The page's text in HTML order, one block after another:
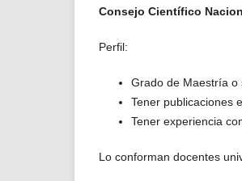
Consejo Científico
Perfil:
Grado de Maestría o
Tener publicaciones
Tener experiencia
Lo conforman docentes